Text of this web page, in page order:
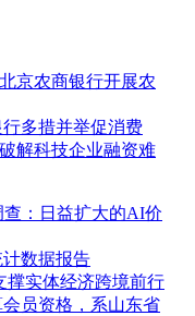
京农商银行开展农
多措并举促消费
解科技企业融资难
：日益扩大的AI价
数据报告
撑实体经济跨境前行
员资格，系山东省